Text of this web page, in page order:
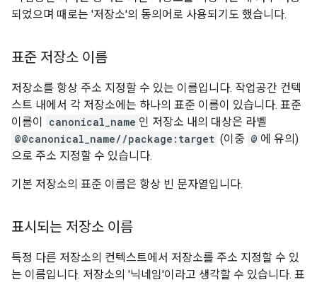
되었으며 때로는 '저장소'의 동의어로 사용되기도 했습니다.
표준 저장소 이름
저장소를 항상 주소 지정할 수 있는 이름입니다. 작업공간 컨텍
스트 내에서 각 저장소에는 하나의 표준 이름이 있습니다. 표준
이름이
canonical_name 인 저장소 내의 대상은 라벨
@@canonical_name//package:target (이중 @ 에 유의)
으로 주소 지정할 수 있습니다.
기본 저장소의 표준 이름은 항상 빈 문자열입니다.
표시되는 저장소 이름
특정 다른 저장소의 컨텍스트에서 저장소를 주소 지정할 수 있
는 이름입니다. 저장소의 '닉네임'이라고 생각할 수 있습니다. 표